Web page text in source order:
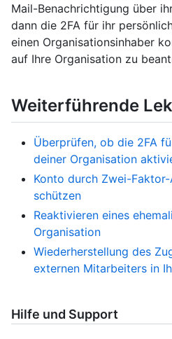
Mail-Benachrichtigung über
dann die 2FA für ihr
einen Organisationsinhaber
auf Ihre Organisation zu
Weiterführende
Überprüfen, ob die 2FA
deiner Organisation
Konto durch Zwei-
schützen
Reaktivieren eines
Organisation
Wiederherstellung des
externen Mitarbeiters in
Hilfe und Support